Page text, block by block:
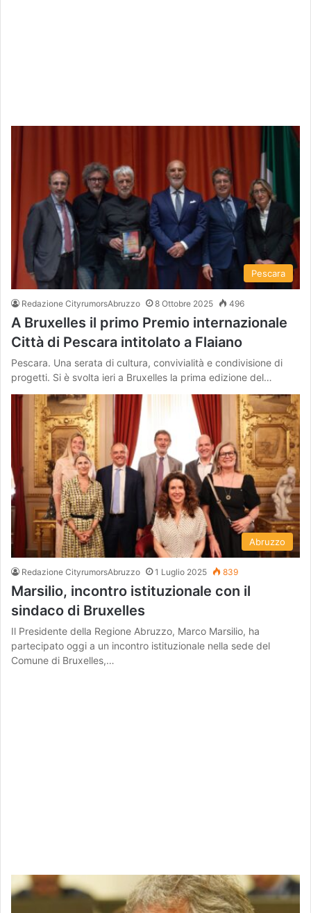
Pescara
Redazione CityrumorsAbruzzo 8 Ottobre 2025 496
A Bruxelles il primo Premio internazionale
Città di Pescara intitolato a Flaiano
Pescara. Una serata di cultura, convivialità e condivisione di
progetti. Si è svolta ieri a Bruxelles la prima edizione del…
Abruzzo
Redazione CityrumorsAbruzzo 1 Luglio 2025 839
Marsilio, incontro istituzionale con il
sindaco di Bruxelles
Il Presidente della Regione Abruzzo, Marco Marsilio, ha
partecipato oggi a un incontro istituzionale nella sede del
Comune di Bruxelles,…